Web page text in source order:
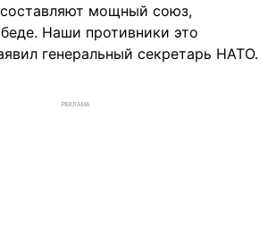
мощный союз,
Наши противники это
генеральный секретарь НАТО.
РЕКЛАМА